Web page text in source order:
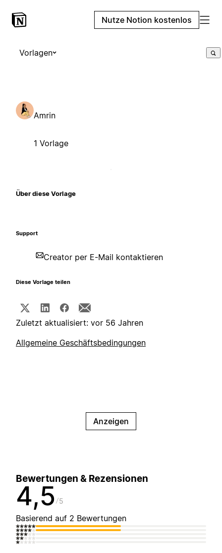
Nutze Notion kostenlos
Vorlagen
Amrin
1 Vorlage
Über diese Vorlage
Support
Creator per E-Mail kontaktieren
Diese Vorlage teilen
Zuletzt aktualisiert: vor 56 Jahren
Allgemeine Geschäftsbedingungen
Anzeigen
Bewertungen & Rezensionen
4,5 5
Basierend auf 2 Bewertungen